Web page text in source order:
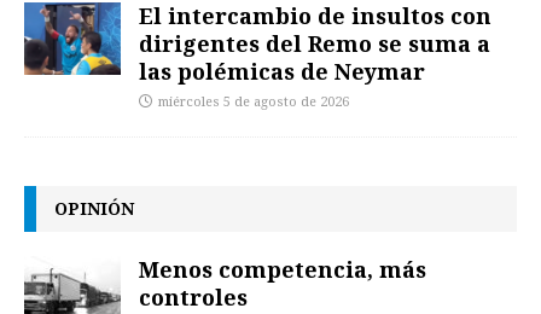
El intercambio de insultos con
dirigentes del Remo se suma a
las polémicas de Neymar
miércoles 5 de agosto de 2026
OPINIÓN
Menos competencia, más
controles